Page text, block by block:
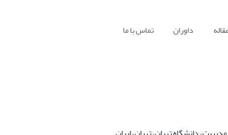
داوران تماس با ما